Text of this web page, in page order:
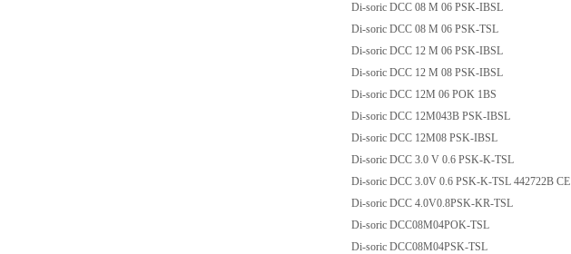
Di-soric DCC 08 M 06 PSK-IBSL
Di-soric DCC 08 M 06 PSK-TSL
Di-soric DCC 12 M 06 PSK-IBSL
Di-soric DCC 12 M 08 PSK-IBSL
Di-soric DCC 12M 06 POK 1BS
Di-soric DCC 12M043B PSK-IBSL
Di-soric DCC 12M08 PSK-IBSL
Di-soric DCC 3.0 V 0.6 PSK-K-TSL
Di-soric DCC 3.0V 0.6 PSK-K-TSL 442722B CE
Di-soric DCC 4.0V0.8PSK-KR-TSL
Di-soric DCC08M04POK-TSL
Di-soric DCC08M04PSK-TSL